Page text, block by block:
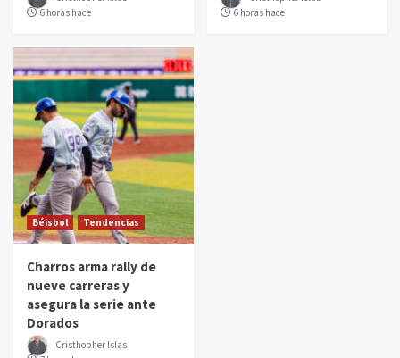
6 horas hace
6 horas hace
Béisbol Tendencias
Charros arma rally de
nueve carreras y
asegura la serie ante
Dorados
Cristhopher Islas